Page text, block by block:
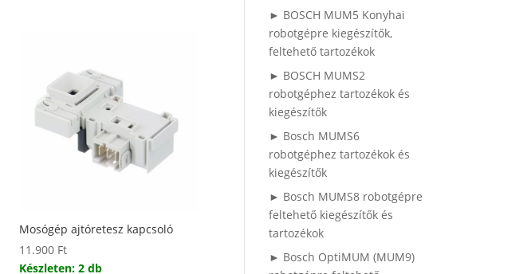
Mosógép ajtóretesz kapcsoló
11.900 Ft
Készleten: 2 db
► BOSCH MUM5 Konyhai
robotgépre kiegészítők,
feltehető tartozékok
► BOSCH MUMS2
robotgéphez tartozékok és
kiegészítők
► Bosch MUMS6
robotgéphez tartozékok és
kiegészítők
► Bosch MUMS8 robotgépre
feltehető kiegészítők és
tartozékok
► Bosch OptiMUM (MUM9)